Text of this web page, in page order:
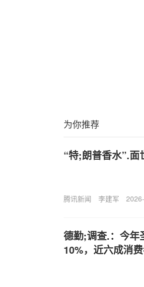
为你推荐
“特;朗普香水”.
腾讯新闻 李建军
德勤;调查.：今年
10%，近六成消